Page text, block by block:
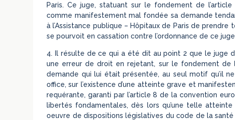
Paris. Ce juge, statuant sur le fondement de
comme manifestement mal fondée sa demande
à l’Assistance publique – Hôpitaux de Paris de
se pourvoit en cassation contre l’ordonnance de ce
4. Il résulte de ce qui a été dit au point 2 que le juge
une erreur de droit en rejetant, sur le fondement de
demande qui lui était présentée, au seul motif qu’il
office, sur l’existence d’une atteinte grave et
requérante, garanti par l’article 8 de la convention
libertés fondamentales, dès lors qu’une telle
oeuvre de dispositions législatives du code de la